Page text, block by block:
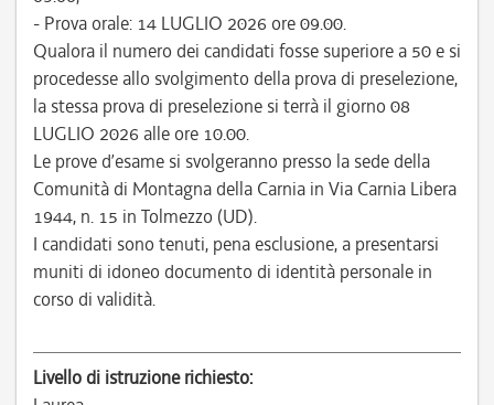
- Prova orale: 14 LUGLIO 2026 ore 09.00.
Qualora il numero dei candidati fosse superiore a 50 e si
procedesse allo svolgimento della prova di preselezione,
la stessa prova di preselezione si terrà il giorno 08
LUGLIO 2026 alle ore 10.00.
Le prove d’esame si svolgeranno presso la sede della
Comunità di Montagna della Carnia in Via Carnia Libera
1944, n. 15 in Tolmezzo (UD).
I candidati sono tenuti, pena esclusione, a presentarsi
muniti di idoneo documento di identità personale in
corso di validità.
Livello di istruzione richiesto: